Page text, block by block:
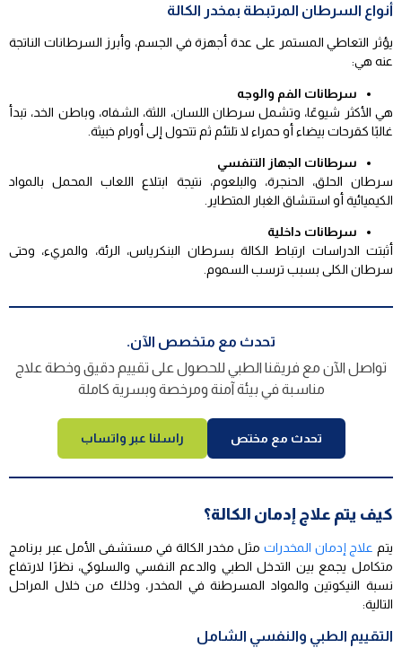
أنواع السرطان المرتبطة بمخدر الكالة
يؤثر التعاطي المستمر على عدة أجهزة في الجسم، وأبرز السرطانات الناتجة
عنه هي:
سرطانات الفم والوجه
هي الأكثر شيوعًا، وتشمل سرطان اللسان، اللثة، الشفاه، وباطن الخد، تبدأ
غالبًا كقرحات بيضاء أو حمراء لا تلتئم ثم تتحول إلى أورام خبيثة.
سرطانات الجهاز التنفسي
سرطان الحلق، الحنجرة، والبلعوم، نتيجة ابتلاع اللعاب المحمل بالمواد
الكيميائية أو استنشاق الغبار المتطاير.
سرطانات داخلية
أثبتت الدراسات ارتباط الكالة بسرطان البنكرياس، الرئة، والمريء، وحتى
سرطان الكلى بسبب ترسب السموم.
تحدث مع متخصص الآن.
تواصل الآن مع فريقنا الطبي للحصول على تقييم دقيق وخطة علاج
مناسبة في بيئة آمنة ومرخصة وبسرية كاملة
تحدث مع مختص راسلنا عبر واتساب
كيف يتم علاج إدمان الكالة؟
يتم علاج إدمان المخدرات مثل مخدر الكالة في مستشفى الأمل عبر برنامج
متكامل يجمع بين التدخل الطبي والدعم النفسي والسلوكي، نظرًا لارتفاع
نسبة النيكوتين والمواد المسرطنة في المخدر، وذلك من خلال المراحل
التالية:
التقييم الطبي والنفسي الشامل